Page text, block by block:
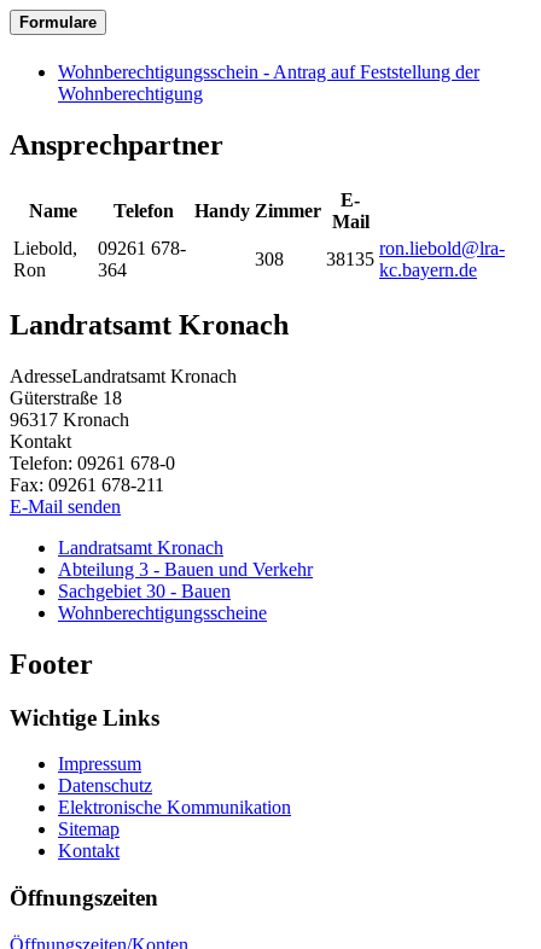
Formulare
Wohnberechtigungsschein - Antrag auf Feststellung der
Wohnberechtigung
Ansprechpartner
Name Telefon Handy Zimmer
E-
Mail
Liebold,
Ron
09261 678-
364
308 38135
ron.liebold@lra-
kc.bayern.de
Landratsamt Kronach
AdresseLandratsamt Kronach
Güterstraße 18
96317 Kronach
Kontakt
Telefon: 09261 678-0
Fax: 09261 678-211
E-Mail senden
Landratsamt Kronach
Abteilung 3 - Bauen und Verkehr
Sachgebiet 30 - Bauen
Wohnberechtigungsscheine
Footer
Wichtige Links
Impressum
Datenschutz
Elektronische Kommunikation
Sitemap
Kontakt
Öffnungszeiten
Öffnungszeiten/Konten